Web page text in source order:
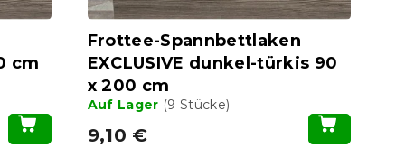
cm
Frottee-Spannbettlaken
EXCLUSIVE dunkel-türkis 90
x 200 cm
Auf Lager (9 Stücke)
9,10 €